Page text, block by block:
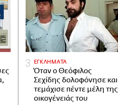
ΕΓΚΛΗΜΑΤΑ
Όταν ο Θεόφιλος
Σεχίδης δολοφόνησε και
τεμάχισε πέντε μέλη της
οικογένειάς του